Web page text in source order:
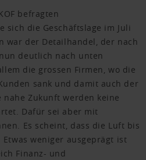
befragten
sich die Geschäftslage im Juli
war der Detailhandel, der nach
deutlich nach unten
die grossen Firmen, wo die
sank und damit auch der
nahe Zukunft werden keine
Dafür sei aber mit
Es scheint, dass die Luft bis
weniger ausgeprägt ist
Finanz- und